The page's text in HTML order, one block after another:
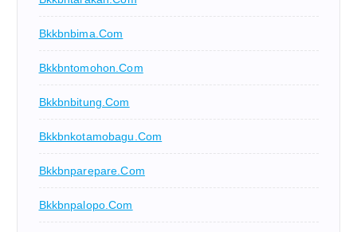
Bkkbnbima.com
Bkkbntomohon.com
Bkkbnbitung.com
Bkkbnkotamobagu.com
Bkkbnparepare.com
Bkkbnpalopo.com